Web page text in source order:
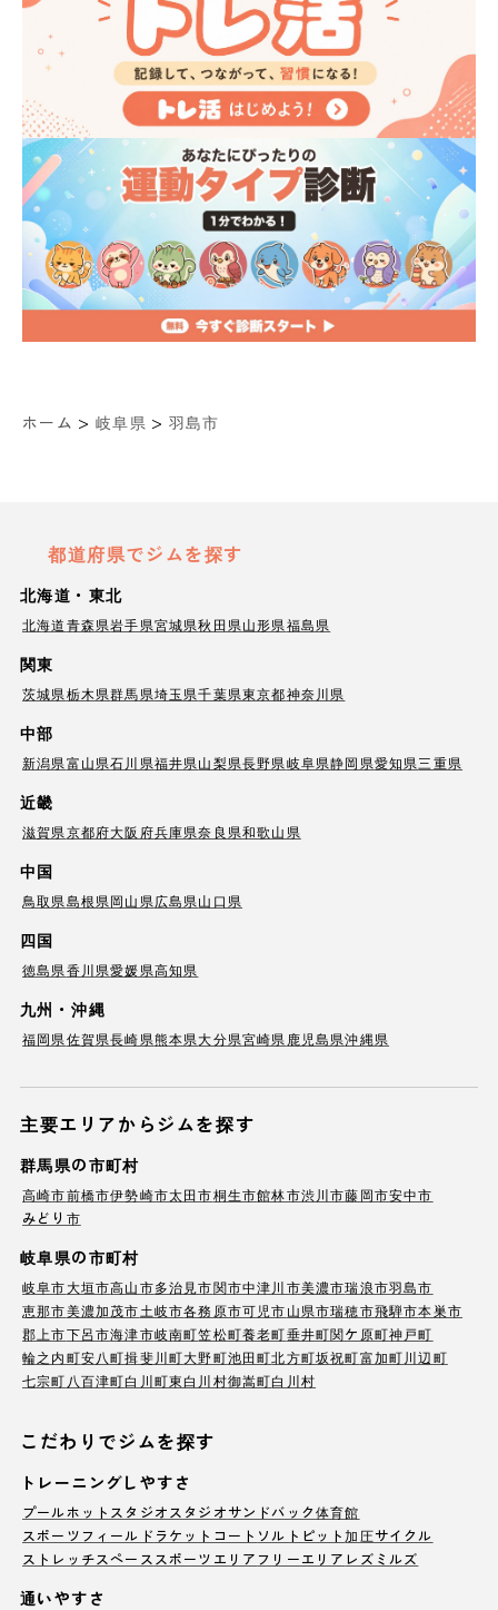
ホーム > 岐阜県 > 羽島市
都道府県でジムを探す
北海道・東北
北海道青森県岩手県宮城県秋田県山形県福島県
関東
茨城県栃木県群馬県埼玉県千葉県東京都神奈川県
中部
新潟県富山県石川県福井県山梨県長野県岐阜県静岡県愛知県三重県
近畿
滋賀県京都府大阪府兵庫県奈良県和歌山県
中国
鳥取県島根県岡山県広島県山口県
四国
徳島県香川県愛媛県高知県
九州・沖縄
福岡県佐賀県長崎県熊本県大分県宮崎県 鹿児島県沖縄県
主要エリアからジムを探す
群馬県の市町村
高崎市前橋市伊勢崎市太田市桐生市館林市渋川市藤岡市安中市
みどり市
岐阜県の市町村
岐阜市大垣市高山市多治見市関市中津川市美濃市瑞浪市羽島市
恵那市美濃加茂市土岐市各務原市可児市山県市瑞穂市飛騨市本巣市
郡上市下呂市海津市岐南町笠松町養老町垂井町関ケ原町神戸町
輪之内町安八町揖斐川町大野町池田町北方町坂祝町富加町川辺町
七宗町 八百津町白川町東白川村御嵩町白川村
こだわりでジムを探す
トレーニングしやすさ
プールホットスタジオ スタジオサンドバック体育館
スポーツフィールド ラケットコート ソルトピット加圧サイクル
ストレッチスペース スポーツエリア フリーエリア レズミルズ
通いやすさ